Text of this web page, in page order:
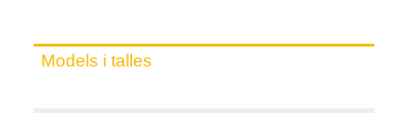
Models i talles